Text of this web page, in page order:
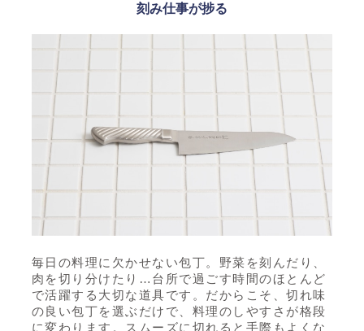
刻み仕事が捗る
毎日の料理に欠かせない包丁。野菜を刻んだり、
肉を切り分けたり…台所で過ごす時間のほとんど
で活躍する大切な道具です。だからこそ、切れ味
の良い包丁を選ぶだけで、料理のしやすさが格段
に変わります。スムーズに切れると手際もよくな